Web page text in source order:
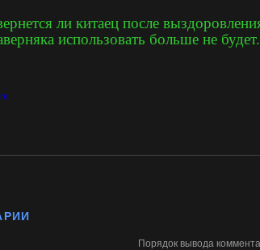
ли китаец после
использовать больше не будет.
Порядок вывода